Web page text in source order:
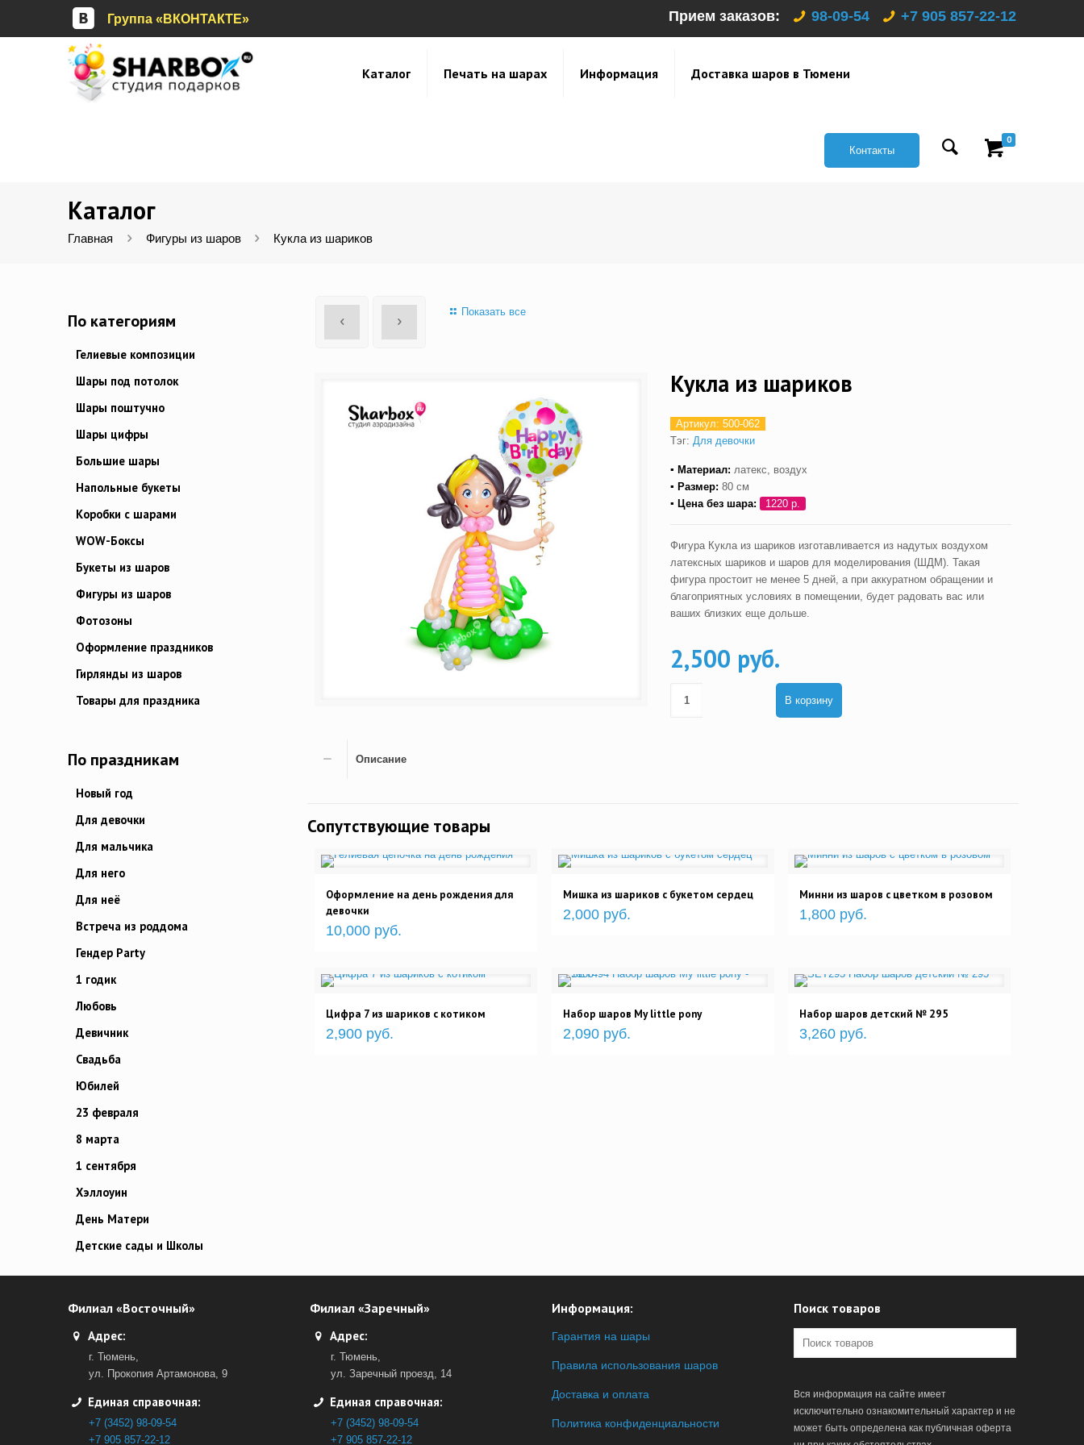
Прием заказов: 98-09-54 +7 905 857-22-12
Группа «ВКОНТАКТЕ»
Каталог Печать на шарах Информация Доставка шаров в Тюмени
0
Контакты
Каталог
Главная Фигуры из шаров Кукла из шариков
Показать все
Кукла из шариков
Артикул: 500-062
Тэг: Для девочки
▪ Материал: латекс, воздух
▪ Размер: 80 см
▪ Цена без шара:
1220 р.
Фигура Кукла из шариков изготавливается из надутых воздухом
латексных шариков и шаров для моделирования (ШДМ). Такая
фигура простоит не менее 5 дней, а при аккуратном обращении и
благоприятных условиях в помещении, будет радовать вас или
ваших близких еще дольше.
2,500 руб.
В корзину
Описание
Сопутствующие товары
Оформление на день рождения для
девочки
10,000 руб.
Мишка из шариков с букетом сердец
2,000 руб.
Минни из шаров с цветком в розовом
1,800 руб.
Цифра 7 из шариков с котиком
2,900 руб.
Набор шаров My little pony
2,090 руб.
Набор шаров детский № 295
3,260 руб.
По категориям
Гелиевые композиции
Шары под потолок
Шары поштучно
Шары цифры
Большие шары
Напольные букеты
Коробки с шарами
WOW-Боксы
Букеты из шаров
Фигуры из шаров
Фотозоны
Оформление праздников
Гирлянды из шаров
Товары для праздника
По праздникам
Новый год
Для девочки
Для мальчика
Для него
Для неё
Встреча из роддома
Гендер Party
1 годик
Любовь
Девичник
Свадьба
Юбилей
23 февраля
8 марта
1 сентября
Хэллоуин
День Матери
Детские сады и Школы
Филиал «Восточный»
Адрес:
г. Тюмень,
ул. Прокопия Артамонова, 9
Единая справочная:
+7 (3452) 98-09-54
+7 905 857-22-12
Филиал «Заречный»
Адрес:
г. Тюмень,
ул. Заречный проезд, 14
Единая справочная:
+7 (3452) 98-09-54
+7 905 857-22-12
Информация:
Гарантия на шары
Правила использования шаров
Доставка и оплата
Политика конфиденциальности
Поиск товаров
Вся информация на сайте имеет
исключительно ознакомительный характер и не
может быть определена как публичная оферта